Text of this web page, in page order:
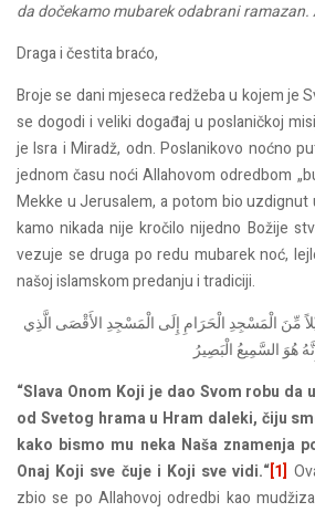
da dočekamo mubarek odabrani ramazan.
Draga i čestita braćo,
Broje se dani mjeseca redžeba u kojem je
se dogodi i veliki događaj u poslaničkoj
je Isra i Miradž, odn. Poslanikovo noćno
jednom času noći Allahovom odredbom
Mekke u Jerusalem, a potom bio
kamo nikada nije kročilo nijedno Božije
vezuje se druga po redu mubarek noć,
našoj islamskom predanju i tradiciji.
مِّنَ الْمَسْجِدِ الْحَرَامِ إِلَى الْمَسْجِدِ الأَقْصَى الَّذِي
هُوَ السَّمِيعُ الْبَصِيرُ
“Slava Onom Koji je dao Svom robu
od Svetog hrama u Hram daleki, čiju
kako bismo mu neka Naša znamenja
Onaj Koji sve čuje i Koji sve vidi.“[1]
zbio se po Allahovoj odredbi kao